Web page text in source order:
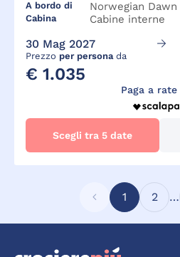
A bordo di Norwegian Dawn
Cabina Cabine interne
30 Mag 2027
Prezzo per persona da
€ 1.035
Paga a rate
Scegli tra 5 date
1 2 …